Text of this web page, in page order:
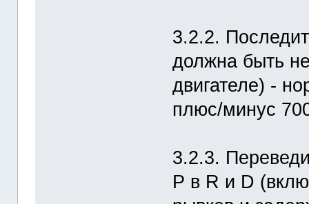
3.2.2.
должна быть
двигателе) -
плюс/минус
3.2.3.
Р в R и D